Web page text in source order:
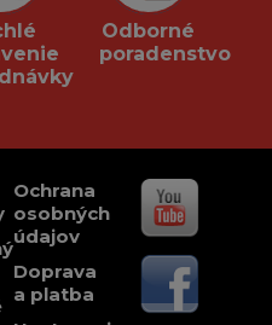
Odborné
poradenstvo
Ochrana
osobných
údajov
Doprava
a platba